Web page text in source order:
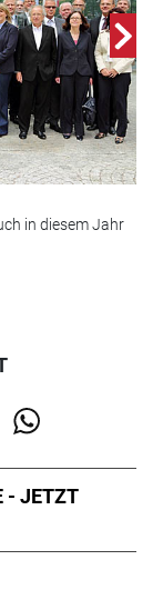
in diesem Jahr
- JETZT